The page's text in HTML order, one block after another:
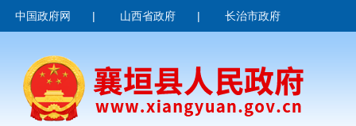
中国政府网 | 山西省政府 | 长治市政府